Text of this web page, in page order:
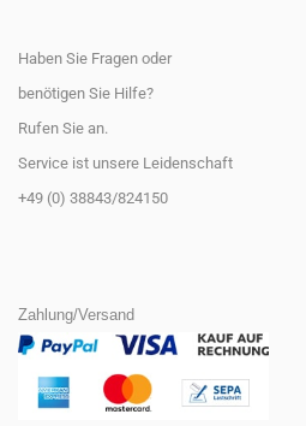
Haben Sie Fragen oder
benötigen Sie Hilfe?
Rufen Sie an.
Service ist unsere Leidenschaft
+49 (0) 38843/824150
Zahlung/Versand